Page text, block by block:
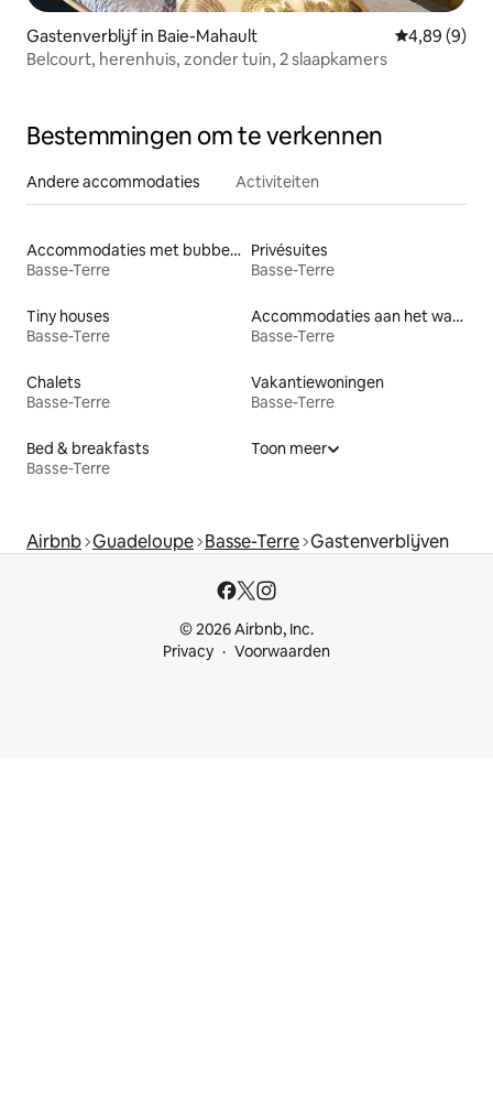
Gastenverblijf in Baie-Mahault Gemiddelde
4,89 (9)
Belcourt, herenhuis, zonder tuin, 2 slaapkamers
Bestemmingen om te verkennen
Andere accommodaties Activiteiten
Accommodaties met bubbelbad
Basse-Terre
Privésuites
Basse-Terre
Tiny houses
Basse-Terre
Accommodaties aan het water
Basse-Terre
Chalets
Basse-Terre
Vakantiewoningen
Basse-Terre
Bed & breakfasts
Basse-Terre
Toon meer
Airbnb Guadeloupe Basse-Terre Gastenverblijven
© 2026 Airbnb, Inc.
Privacy
Voorwaarden